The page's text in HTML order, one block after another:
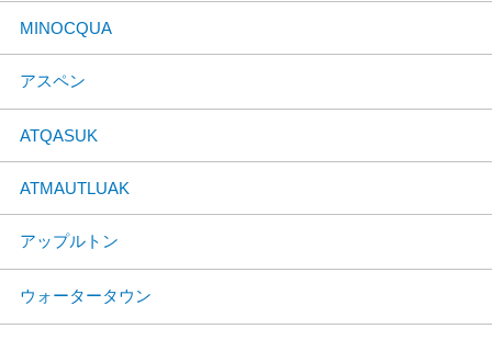
MINOCQUA
アスペン
ATQASUK
ATMAUTLUAK
アップルトン
ウォータータウン